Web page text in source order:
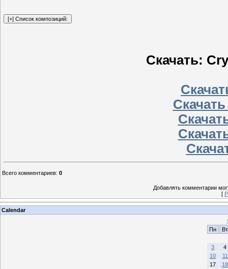
Скачать:
Всего комментариев: 0
Добавлять комментарии
[
Calendar
Пн
Вт
3
4
10
11
17
18